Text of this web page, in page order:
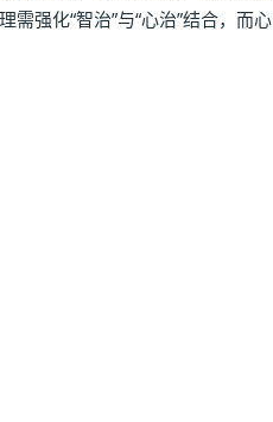
强化“智治”与“心治”结合，而心